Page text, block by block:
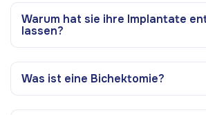
Warum hat sie ihre Implantate
lassen?
Was ist eine Bichektomie?